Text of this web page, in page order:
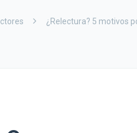
¿Relectura? 5 motivos